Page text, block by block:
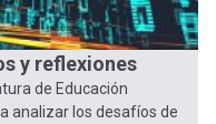
y reflexiones
de Educación
analizar los desafíos de